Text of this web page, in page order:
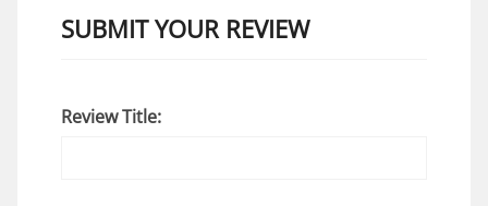
SUBMIT YOUR REVIEW
Review Title: